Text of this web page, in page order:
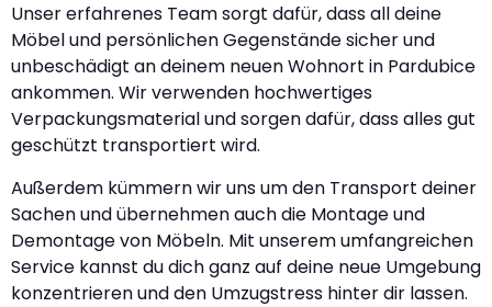
Unser erfahrenes Team sorgt dafür, dass all deine
Möbel und persönlichen Gegenstände sicher und
unbeschädigt an deinem neuen Wohnort in Pardubice
ankommen. Wir verwenden hochwertiges
Verpackungsmaterial und sorgen dafür, dass alles gut
geschützt transportiert wird.
Außerdem kümmern wir uns um den Transport deiner
Sachen und übernehmen auch die Montage und
Demontage von Möbeln. Mit unserem umfangreichen
Service kannst du dich ganz auf deine neue Umgebung
konzentrieren und den Umzugstress hinter dir lassen.